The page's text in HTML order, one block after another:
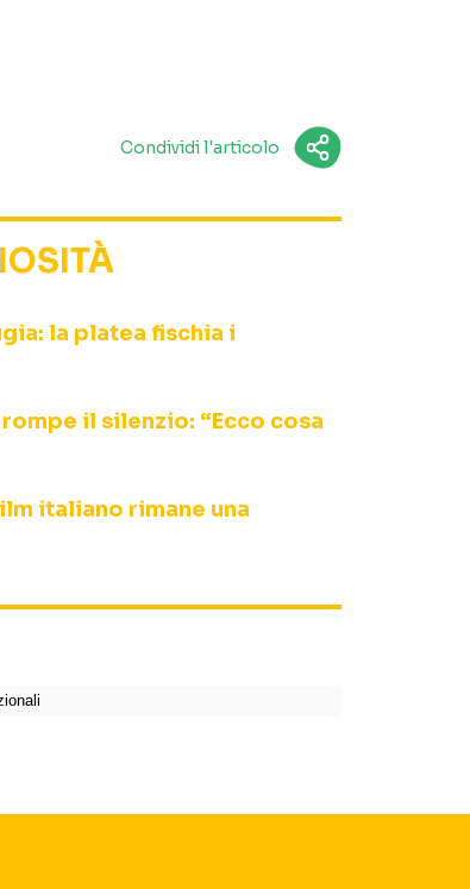
Condividi l'articolo
la platea fischia i
il silenzio: “Ecco cosa
italiano rimane una